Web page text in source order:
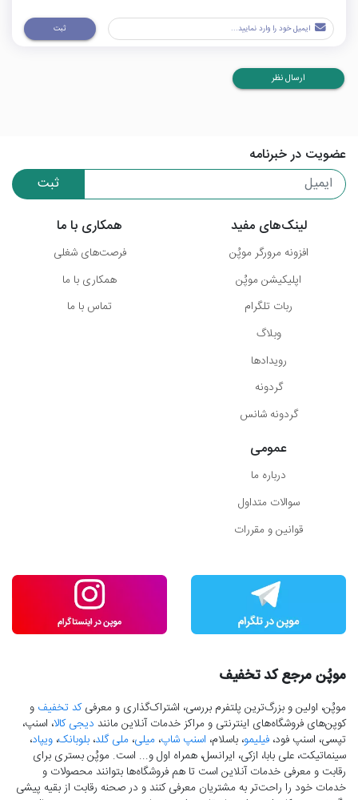
ثبت
ارسال نظر
عضویت در خبرنامه
ثبت
لینک‌های مفید
افزونه مرورگر موپُن
اپلیکیشن موپُن
ربات تلگرام
وبلاگ
رویدادها
گردونه
گردونه شانس
همکاری با ما
فرصت‌های شغلی
همکاری با ما
تماس با ما
عمومی
درباره ما
سوالات متداول
قوانین و مقررات
موپُن مرجع کد تخفیف
موپُن، اولین و بزرگ‌ترین پلتفرم بررسی، اشتراک‌گذاری و معرفیکد تخفیف و
کوپن‌های فروشگاه‌های اینترنتی و مراکز خدمات آنلاین مانند دیجی کالا، اسنپ،
تپسی، اسنپ فود، فیلیمو، باسلام، اسنپ شاپ، میلی، ملی گلد، بلوبانک، ویپاد،
سینماتیکت، علی بابا، ازکی، ایرانسل، همراه اول و... است. موپُن بستری برای
رقابت و معرفی خدمات آنلاین است تا هم فروشگاه‌ها بتوانند محصولات و
خدمات خود را راحت‌تر به مشتریان معرفی کنند و در صحنه رقابت از بقیه پیشی